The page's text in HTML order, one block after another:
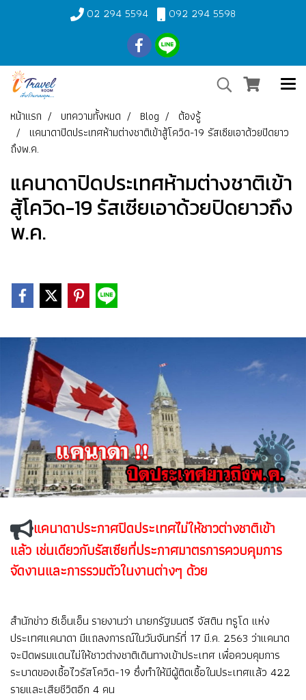
02 294 5594 092 294 5598
หน้าแรก บทความทั้งหมด Blog
ต้องรู้
แคนาดาปิดประเทศห้ามต่างชาติเข้าสู้โควิด-19 รัสเซียเอาด้วยปิดยาว
ถึงพ.ค.
แคนาดาปิดประเทศห้ามต่างชาติเข้า
สู้โควิด-19 รัสเซียเอาด้วยปิดยาวถึง
พ.ค.
แคนาดาประกาศปิดประเทศไม่ให้ชาวต่างชาติเข้า
แล้ว เช่นเดียวกับรัสเซียที่ประกาศมาตรการควบคุมการ
จัดงานและการรวมตัวในงานต่างๆ ด้วย
สำนักข่าว ซีเอ็นเอ็น รายงานว่า นายกรัฐมนตรี จัสติน ทรูโด แห่ง
ประเทศแคนาดา มีแถลงการณ์ในวันจันทร์ที่ 17 มี.ค. 2563 ว่าแคนาด
จะปิดพรมแดนไม่ให้ชาวต่างชาติเดินทางเข้าประเทศ เพื่อควบคุมการ
ระบาดของเชื้อไวรัสโควิด-19 ซึ่งทำให้มีผู้ติดเชื้อในประเทศแล้ว 422
รายและเสียชีวิตอีก 4 คน